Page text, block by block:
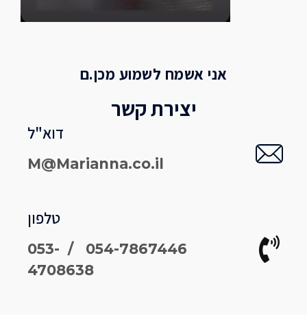
אני אשמח לשמוע מכן.ם
יצירת קשר
דוא"ל
M@Marianna.co.il
טלפון
054-7867446 / 053-
4708638